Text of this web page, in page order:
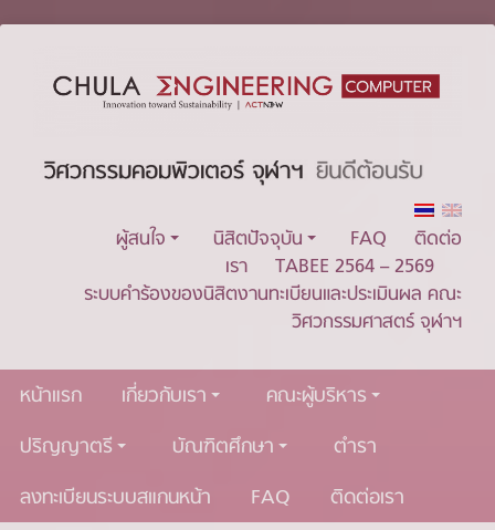
ผู้สนใจ นิสิตปัจจุบัน FAQ
ติดต่อ
เรา
TABEE 2564 – 2569
ระบบคำร้องของนิสิตงานทะเบียนและประเมินผล คณะ
วิศวกรรมศาสตร์ จุฬาฯ
หน้าแรก เกี่ยวกับเรา
คณะผู้บริหาร
ปริญญาตรี
บัณฑิตศึกษา
ตำรา
ลงทะเบียนระบบสแกนหน้า
FAQ ติดต่อเรา